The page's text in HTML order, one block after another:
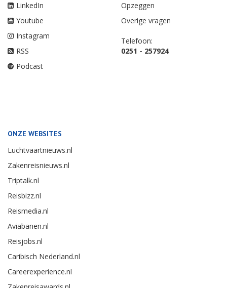
LinkedIn
Youtube
Instagram
RSS
Podcast
Opzeggen
Overige vragen
Telefoon:
0251 - 257924
ONZE WEBSITES
Luchtvaartnieuws.nl
Zakenreisnieuws.nl
Triptalk.nl
Reisbizz.nl
Reismedia.nl
Aviabanen.nl
Reisjobs.nl
Caribisch Nederland.nl
Careerexperience.nl